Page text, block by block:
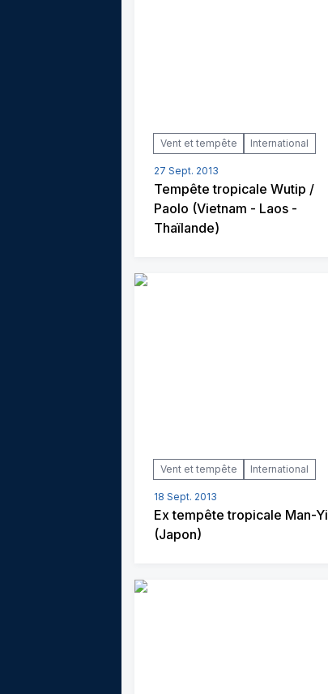
Vent et tempête International
27 Sept. 2013
Tempête tropicale Wutip /
Paolo (Vietnam - Laos -
Thaïlande)
Vent et tempête International
18 Sept. 2013
Ex tempête tropicale Man-Yi
(Japon)